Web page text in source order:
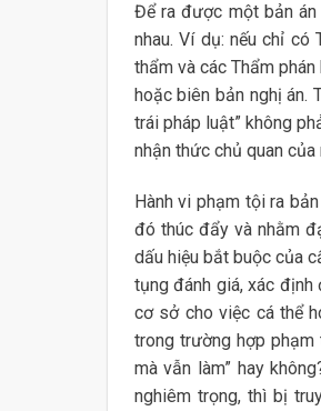
Để ra được một bản
nhau. Ví dụ: nếu chỉ
thẩm và các Thẩm
hoặc biên bản nghị án.
trái pháp luật” không
nhận thức chủ quan
Hành vi phạm tội ra
đó thúc đẩy và nhằm
dấu hiệu bắt buộc của
tụng đánh giá, xác
cơ sở cho việc cá thể
trong trường hợp
mà vẫn làm” hay
nghiêm trọng, thì bị